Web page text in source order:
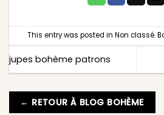
This entry was posted in Non classé.
jupes bohème patrons
← RETOUR À BLOG BOHÈME